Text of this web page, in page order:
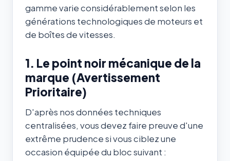
gamme varie considérablement selon les
générations technologiques de moteurs et
de boîtes de vitesses.
1. Le point noir mécanique de la
marque (Avertissement
Prioritaire)
D'après nos données techniques
centralisées, vous devez faire preuve d'une
extrême prudence si vous ciblez une
occasion équipée du bloc suivant :